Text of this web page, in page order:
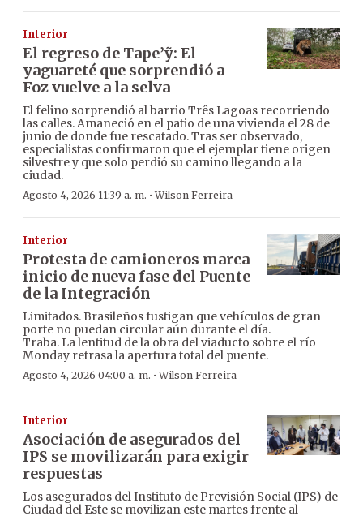
Interior
El regreso de Tape’ỹ: El
yaguareté que sorprendió a
Foz vuelve a la selva
El felino sorprendió al barrio Três Lagoas recorriendo
las calles. Amaneció en el patio de una vivienda el 28 de
junio de donde fue rescatado. Tras ser observado,
especialistas confirmaron que el ejemplar tiene origen
silvestre y que solo perdió su camino llegando a la
ciudad.
Agosto 4, 2026 11:39 a. m. ·Wilson Ferreira
Interior
Protesta de camioneros marca
inicio de nueva fase del Puente
de la Integración
Limitados. Brasileños fustigan que vehículos de gran
porte no puedan circular aún durante el día.
Traba. La lentitud de la obra del viaducto sobre el río
Monday retrasa la apertura total del puente.
Agosto 4, 2026 04:00 a. m. ·Wilson Ferreira
Interior
Asociación de asegurados del
IPS se movilizarán para exigir
respuestas
Los asegurados del Instituto de Previsión Social (IPS) de
Ciudad del Este se movilizan este martes frente al